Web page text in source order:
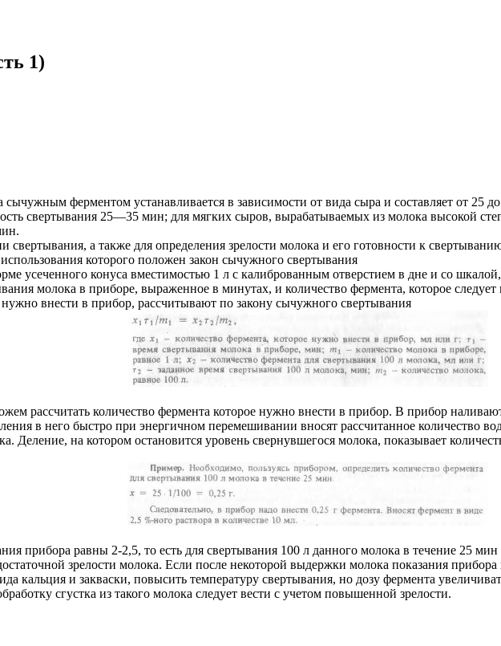
1)
ферментом устанавливается в зависимости от вида сыра и составляет от
свертывания 25—35 мин; для мягких сыров, вырабатываемых из молока высокой
свертывания, а также для определения зрелости молока и его готовности к
которого положен закон сычужного свертывания
усеченного конуса вместимостью 1 л с калиброванным отверстием в дне и со
молока в приборе, выраженное в минутах, и количество фермента, которое
нужно внести в прибор, рассчитывают по закону сычужного свертывания
рассчитать количество фермента которое нужно внести в прибор. В прибор
в него быстро при энергичном перемешивании вносят рассчитанное количество
Деление, на котором остановится уровень свернувшегося молока, показывает
прибора равны 2-2,5, то есть для свертывания 100 л данного молока в течение 25
зрелости молока. Если после некоторой выдержки молока показания
кальция и закваски, повысить температуру свертывания, но дозу фермента
сгустка из такого молока следует вести с учетом повышенной зрелости.